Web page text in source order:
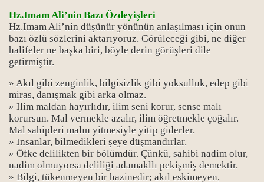
Hz.Imam Ali’nin Bazı Özdeyişleri
Hz.Imam Ali’nin düşünür yönünün anlaşılması için onun
bazı özlü sözlerini aktarıyoruz. Görüleceği gibi, ne diğer
halifeler ne başka biri, böyle derin görüşleri dile
getirmiştir.
» Akıl gibi zenginlik, bilgisizlik gibi yoksulluk, edep gibi
miras, danışmak gibi arka olmaz.
» Ilim maldan hayırlıdır, ilim seni korur, sense malı
korursun. Mal vermekle azalır, ilim öğretmekle çoğalır.
Mal sahipleri malın yitmesiyle yitip giderler.
» Insanlar, bilmedikleri şeye düşmandırlar.
» Öfke delilikten bir bölümdür. Çünkü, sahibi nadim olur,
nadim olmuyorsa deliliği adamakllı pekişmiş demektir.
» Bilgi, tükenmeyen bir hazinedir; akıl eskimeyen,